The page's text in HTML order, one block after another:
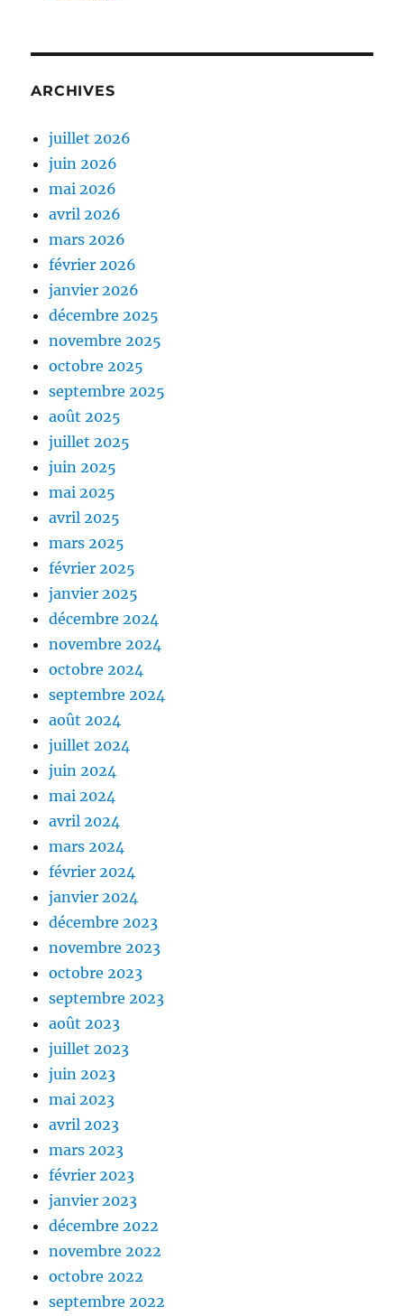
ARCHIVES
juillet 2026
juin 2026
mai 2026
avril 2026
mars 2026
février 2026
janvier 2026
décembre 2025
novembre 2025
octobre 2025
septembre 2025
août 2025
juillet 2025
juin 2025
mai 2025
avril 2025
mars 2025
février 2025
janvier 2025
décembre 2024
novembre 2024
octobre 2024
septembre 2024
août 2024
juillet 2024
juin 2024
mai 2024
avril 2024
mars 2024
février 2024
janvier 2024
décembre 2023
novembre 2023
octobre 2023
septembre 2023
août 2023
juillet 2023
juin 2023
mai 2023
avril 2023
mars 2023
février 2023
janvier 2023
décembre 2022
novembre 2022
octobre 2022
septembre 2022